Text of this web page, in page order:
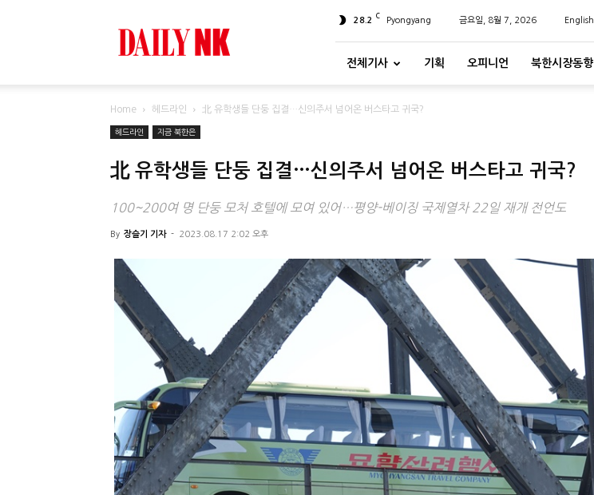
28.2 C Pyongyang 금요일, 8월 7, 2026 English
전체기사 기획 오피니언 북한시장동향
Home 헤드라인 北 유학생들 단둥 집결…신의주서 넘어온 버스타고 귀국?
헤드라인 지금 북한은
北 유학생들 단둥 집결…신의주서 넘어온 버스타고 귀국?
100~200여 명 단둥 모처 호텔에 모여 있어…평양-베이징 국제열차 22일 재개 전언도
By 장슬기 기자 - 2023.08.17 2:02 오후